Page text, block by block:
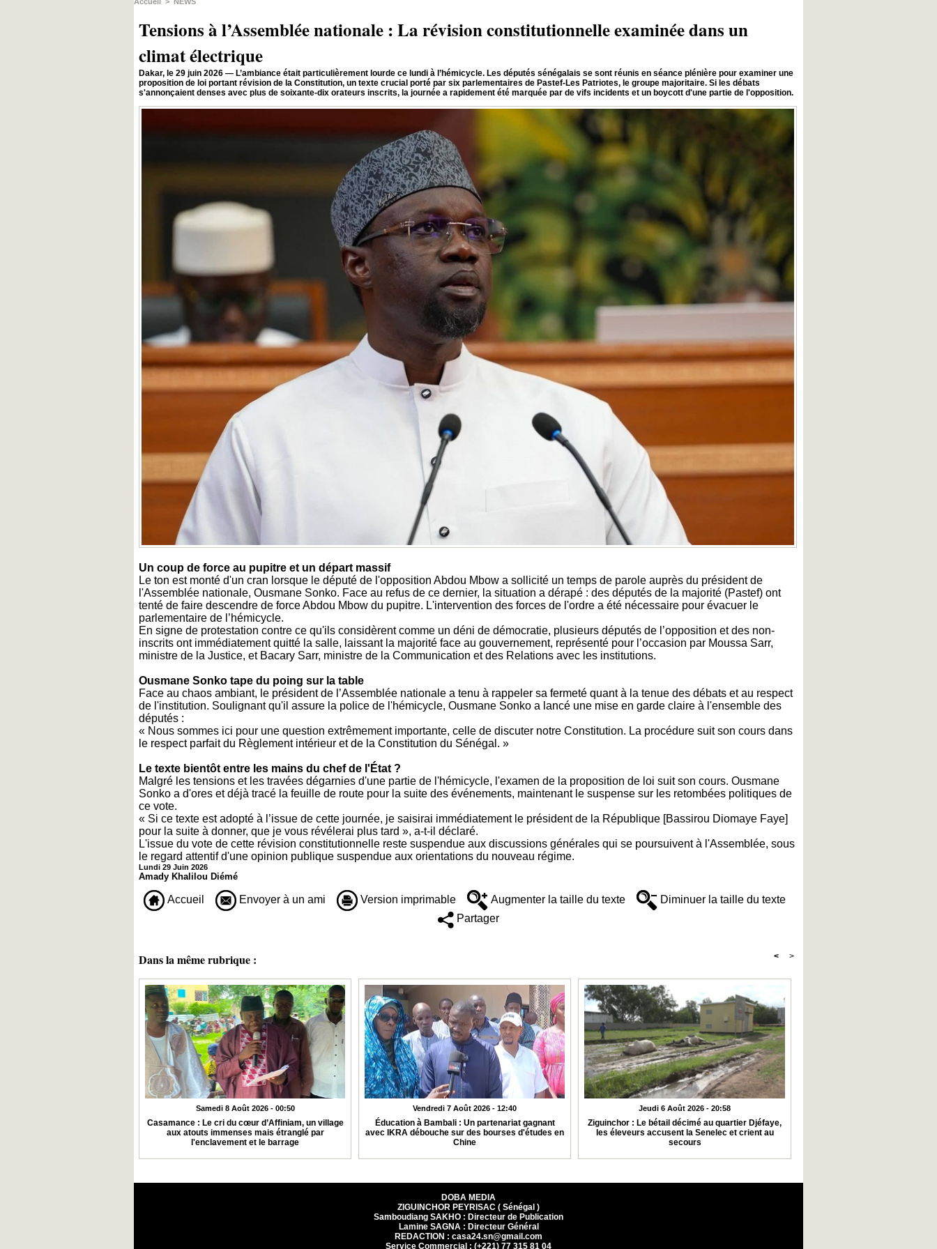
Tensions à l’Assemblée nationale : La révision constitutionnelle examinée dans un
climat électrique
Dakar, le 29 juin 2026 — L’ambiance était particulièrement lourde ce lundi à l’hémicycle. Les députés sénégalais se sont réunis en séance plénière pour examiner une
proposition de loi portant révision de la Constitution, un texte crucial porté par six parlementaires de Pastef-Les Patriotes, le groupe majoritaire. Si les débats
s'annonçaient denses avec plus de soixante-dix orateurs inscrits, la journée a rapidement été marquée par de vifs incidents et un boycott d'une partie de l'opposition.
Un coup de force au pupitre et un départ massif
Le ton est monté d'un cran lorsque le député de l'opposition Abdou Mbow a sollicité un temps de parole auprès du président de
l'Assemblée nationale, Ousmane Sonko. Face au refus de ce dernier, la situation a dérapé : des députés de la majorité (Pastef) ont
tenté de faire descendre de force Abdou Mbow du pupitre. L'intervention des forces de l'ordre a été nécessaire pour évacuer le
parlementaire de l’hémicycle.
En signe de protestation contre ce qu'ils considèrent comme un déni de démocratie, plusieurs députés de l’opposition et des non-
inscrits ont immédiatement quitté la salle, laissant la majorité face au gouvernement, représenté pour l’occasion par Moussa Sarr,
ministre de la Justice, et Bacary Sarr, ministre de la Communication et des Relations avec les institutions.
Ousmane Sonko tape du poing sur la table
Face au chaos ambiant, le président de l’Assemblée nationale a tenu à rappeler sa fermeté quant à la tenue des débats et au respect
de l'institution. Soulignant qu'il assure la police de l'hémicycle, Ousmane Sonko a lancé une mise en garde claire à l'ensemble des
députés :
« Nous sommes ici pour une question extrêmement importante, celle de discuter notre Constitution. La procédure suit son cours dans
le respect parfait du Règlement intérieur et de la Constitution du Sénégal. »
Le texte bientôt entre les mains du chef de l'État ?
Malgré les tensions et les travées dégarnies d'une partie de l'hémicycle, l'examen de la proposition de loi suit son cours. Ousmane
Sonko a d'ores et déjà tracé la feuille de route pour la suite des événements, maintenant le suspense sur les retombées politiques de
ce vote.
« Si ce texte est adopté à l’issue de cette journée, je saisirai immédiatement le président de la République [Bassirou Diomaye Faye]
pour la suite à donner, que je vous révélerai plus tard », a-t-il déclaré.
L'issue du vote de cette révision constitutionnelle reste suspendue aux discussions générales qui se poursuivent à l'Assemblée, sous
le regard attentif d'une opinion publique suspendue aux orientations du nouveau régime.
Lundi 29 Juin 2026
Amady Khalilou Diémé
Accueil Envoyer à un ami Version imprimable Augmenter la taille du texte
Diminuer la taille du texte
Partager
Dans la même rubrique : < >
Samedi 8 Août 2026 - 00:50
Casamance : Le cri du cœur d’Affiniam, un village
aux atouts immenses mais étranglé par
l'enclavement et le barrage
Vendredi 7 Août 2026 - 12:40
Éducation à Bambali : Un partenariat gagnant
avec IKRA débouche sur des bourses d'études en
Chine
Jeudi 6 Août 2026 - 20:58
Ziguinchor : Le bétail décimé au quartier Djéfaye,
les éleveurs accusent la Senelec et crient au
secours
DOBA MEDIA
ZIGUINCHOR PEYRISAC ( Sénégal )
Samboudiang SAKHO : Directeur de Publication
Lamine SAGNA : Directeur Général
REDACTION : casa24.sn@gmail.com
Service Commercial : (+221) 77 315 81 04